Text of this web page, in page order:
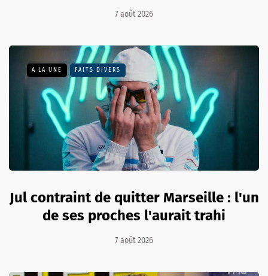
7 août 2026
A LA UNE FAITS DIVERS
Jul contraint de quitter Marseille : l'un
de ses proches l'aurait trahi
7 août 2026